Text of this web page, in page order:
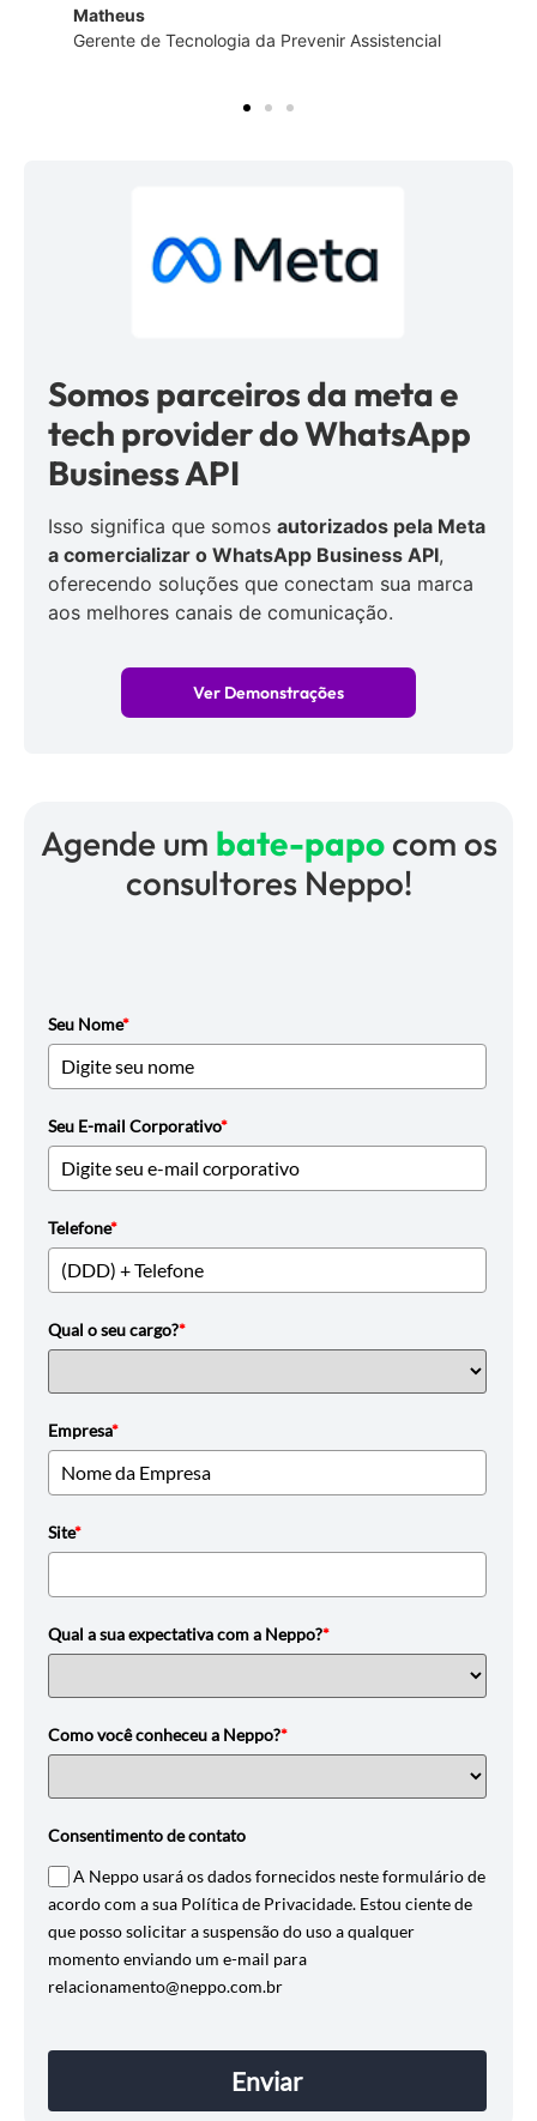
Matheus
Gerente de Tecnologia da Prevenir Assistencial
Somos parceiros da meta e
tech provider do WhatsApp
Business API
Isso significa que somos autorizados pela Meta
a comercializar o WhatsApp Business API,
oferecendo soluções que conectam sua marca
aos melhores canais de comunicação.
Ver Demonstrações
Agende um bate-papocom os
consultores Neppo!
Seu Nome*
Seu E-mail Corporativo*
Telefone*
Qual o seu cargo?*
Empresa*
Site*
Qual a sua expectativa com a Neppo?*
Como você conheceu a Neppo?*
Consentimento de contato
A Neppo usará os dados fornecidos neste formulário de
acordo com a sua Política de Privacidade. Estou ciente de
que posso solicitar a suspensão do uso a qualquer
momento enviando um e-mail para
relacionamento@neppo.com.br
Enviar